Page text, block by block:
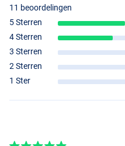
11 beoordelingen
5 Sterren
4 Sterren
3 Sterren
2 Sterren
1 Ster